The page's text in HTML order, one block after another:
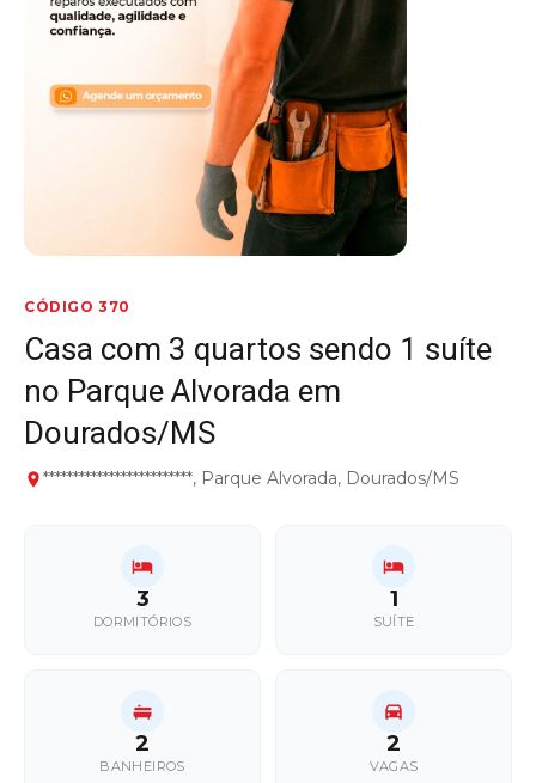
CÓDIGO 370
Casa com 3 quartos sendo 1 suíte
no Parque Alvorada em
Dourados/MS
*************************, Parque Alvorada, Dourados/MS
3
DORMITÓRIOS
1
SUÍTE
2
BANHEIROS
2
VAGAS